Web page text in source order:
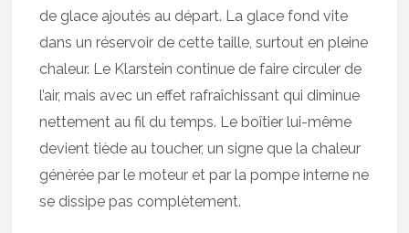
de glace ajoutés au départ. La glace fond vite
dans un réservoir de cette taille, surtout en pleine
chaleur. Le Klarstein continue de faire circuler de
l’air, mais avec un effet rafraîchissant qui diminue
nettement au fil du temps. Le boîtier lui-même
devient tiède au toucher, un signe que la chaleur
générée par le moteur et par la pompe interne ne
se dissipe pas complètement.